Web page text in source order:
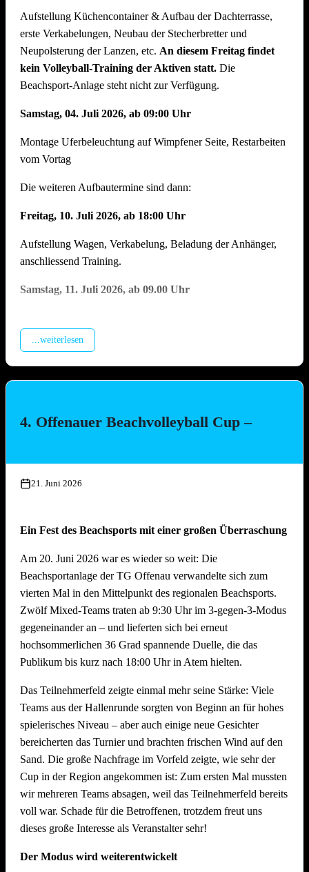
auch der Abbau muss organisiert sein. Bitte helft mit, dass
nach intensiven Festtagen mit vielen Helferinnen und Helfern
der Abbau schnell und zügig voranschreitet. Hier können wir
jede helfende Hand gebrauchen.Auch nach einem
Arbeitstag am Arbeitsplatz bitte zum Feierabend ans
reichlich für alle Helfer vorhanden!
Aufstellung Küchencontainer & Aufbau der Dachterrasse,
erste Verkabelungen, Neubau der Stecherbretter und
Neupolsterung der Lanzen, etc. An diesem Freitag findet
kein Volleyball-Training der Aktiven statt. Die
Beachsport-Anlage steht nicht zur Verfügung.
Samstag, 04. Juli 2026, ab 09:00 Uhr
Montage Uferbeleuchtung auf Wimpfener Seite, Restarbeiten
vom Vortag
Die weiteren Aufbautermine sind dann:
Freitag, 10. Juli 2026, ab 18:00 Uhr
Aufstellung Wagen, Verkabelung, Beladung der Anhänger,
anschliessend Training.
Samstag, 11. Juli 2026, ab 09.00 Uhr
Spülzelt, Verkabelung Wagen
Mittwoch, 15. Juli 2026, ab 17.00 Uhr
Gläserreinigung, Infrastruktur, Bierwagen, Aufstellung
Garnituren, Aufbau Zelt
Restarbeiten, Fertigstellung Gelände und Inbetriebnahme
technische Gerätschaften
Anschliessend traditionelles Grillfest!
Samstag, 18. Juli 2026 ab 09.00 Uhr
Dekoration Festplatz, Preisaushang, Herstellung Salate
(Vereinsküche Saline)
Dienstag, 21. Juli 2026 ab 09.00 Uhr
Abbau !! Vor dem Fest ist bereits auch nach dem Fest und
auch der Abbau muss organisiert sein. Bitte helft mit, dass
nach intensiven Festtagen mit vielen Helferinnen und Helfern
der Abbau schnell und zügig voranschreitet. Hier können wir
jede helfende Hand gebrauchen. Auch nach einem
Arbeitstag am Arbeitsplatz bitte zum Feierabend ans
Neckarufer kommen!!
reichlich für alle Helfer vorhanden!
...weiterlesen
4. Offenauer Beachvolleyball Cup –
21. Juni 2026
Ein Fest des Beachsports mit einer großen Überraschung
Am 20. Juni 2026 war es wieder so weit: Die
Beachsportanlage der TG Offenau verwandelte sich zum
vierten Mal in den Mittelpunkt des regionalen Beachsports.
Zwölf Mixed-Teams traten ab 9:30 Uhr im 3-gegen-3-Modus
gegeneinander an – und lieferten sich bei erneut
hochsommerlichen 36 Grad spannende Duelle, die das
Publikum bis kurz nach 18:00 Uhr in Atem hielten.
Das Teilnehmerfeld zeigte einmal mehr seine Stärke: Viele
Teams aus der Hallenrunde sorgten von Beginn an für hohes
spielerisches Niveau – aber auch einige neue Gesichter
bereicherten das Turnier und brachten frischen Wind auf den
Sand. Die große Nachfrage im Vorfeld zeigte, wie sehr der
Cup in der Region angekommen ist: Zum ersten Mal mussten
wir mehreren Teams absagen, weil das Teilnehmerfeld bereits
voll war. Schade für die Betroffenen, trotzdem freut uns
dieses große Interesse als Veranstalter sehr!
Der Modus wird weiterentwickelt